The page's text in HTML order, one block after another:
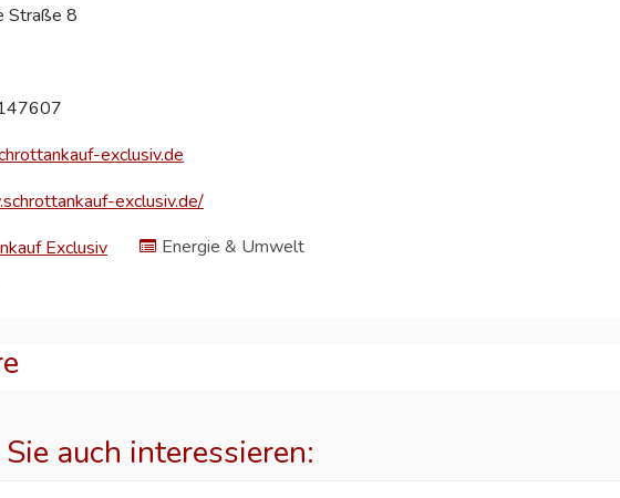
Straße 8
exclusiv.de
exclusiv.de/
Exclusiv
Energie & Umwelt
auch interessieren: